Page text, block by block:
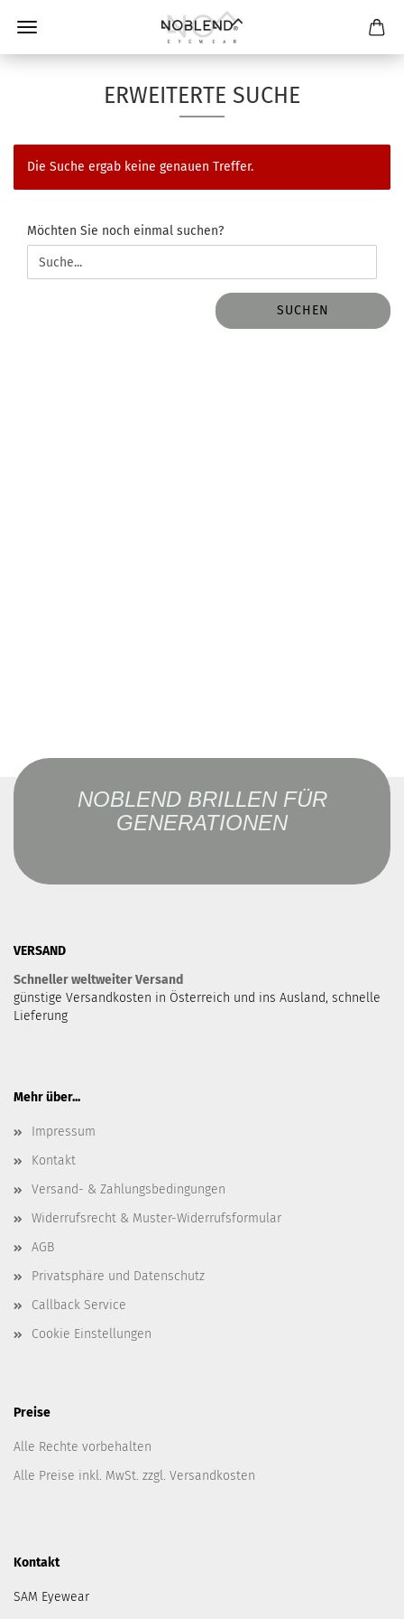
ERWEITERTE SUCHE
Die Suche ergab keine genauen Treffer.
MÖCHTEN
SIE
NOCH
EINMAL
Möchten Sie noch einmal suchen?
SUCHEN
NOBLEND BRILLEN FÜR
GENERATIONEN
VERSAND
Schneller weltweiter Versand
günstige Versandkosten in Österreich und ins Ausland, schnelle
Lieferung
Mehr über...
Impressum
Kontakt
Versand- & Zahlungsbedingungen
Widerrufsrecht & Muster-Widerrufsformular
AGB
Privatsphäre und Datenschutz
Callback Service
Cookie Einstellungen
Preise
Alle Rechte vorbehalten
Alle Preise inkl. MwSt. zzgl. Versandkosten
Kontakt
SAM Eyewear